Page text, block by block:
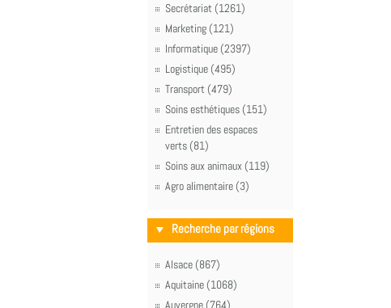
Secrétariat (1261)
Marketing (121)
Informatique (2397)
Logistique (495)
Transport (479)
Soins esthétiques (151)
Entretien des espaces
verts (81)
Soins aux animaux (119)
Agro alimentaire (3)
Recherche par régions
Alsace (867)
Aquitaine (1068)
Auvergne (764)